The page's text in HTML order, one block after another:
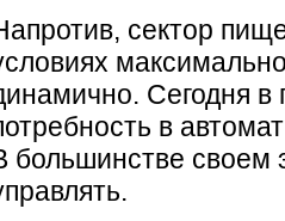
сектор
Сегодня
в
большинстве своем